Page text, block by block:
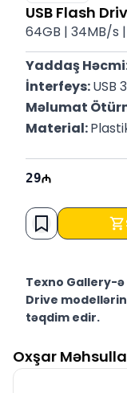
USB Flash
64GB | 34MB/s |
Yaddaş
İnterfeys: USB
Məlumat
Material:
29
Texno Gallery-ə
Drive
təqdim edir.
2011-ci ildən
kompüter
Oxşar